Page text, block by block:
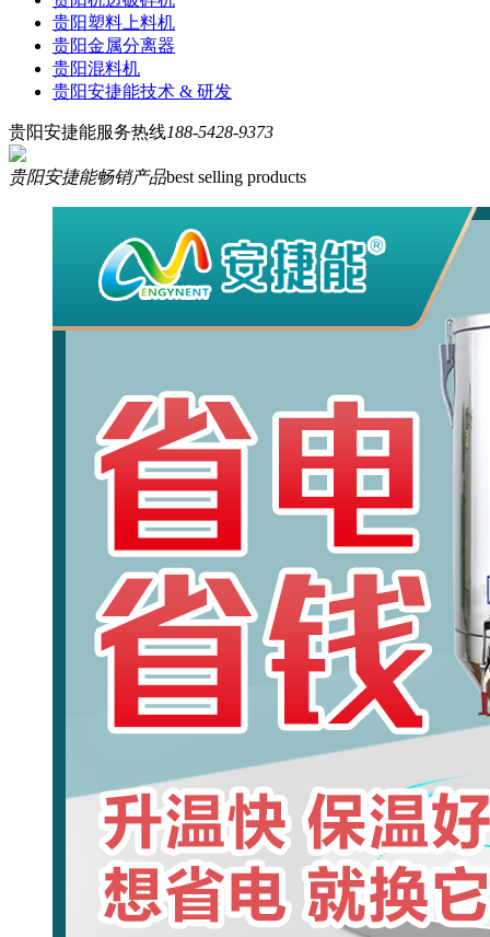
贵阳塑料上料机
贵阳金属分离器
贵阳混料机
贵阳安捷能技术 & 研发
贵阳安捷能服务热线188-5428-9373
贵阳安捷能畅销产品best selling products